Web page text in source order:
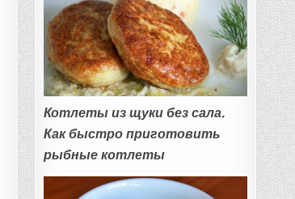
Котлеты из щуки без сала.
Как быстро приготовить
рыбные котлеты